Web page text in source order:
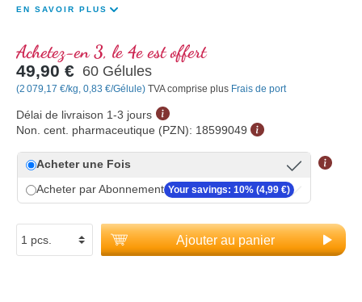
EN SAVOIR PLUS
Achetez-en 3, le 4e est offert
49,90 € 60 Gélules
(2 079,17 €/kg, 0,83 €/Gélule) TVA comprise plus Frais de port
Délai de livraison 1-3 jours
Non. cent. pharmaceutique (PZN): 18599049
Acheter une Fois
Acheter par Abonnement Your savings: 10% (4,99 €)
Ajouter au panier